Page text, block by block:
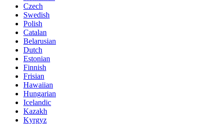
Czech
Swedish
Polish
Catalan
Belarusian
Dutch
Estonian
Finnish
Frisian
Hawaiian
Hungarian
Icelandic
Kazakh
Kyrgyz